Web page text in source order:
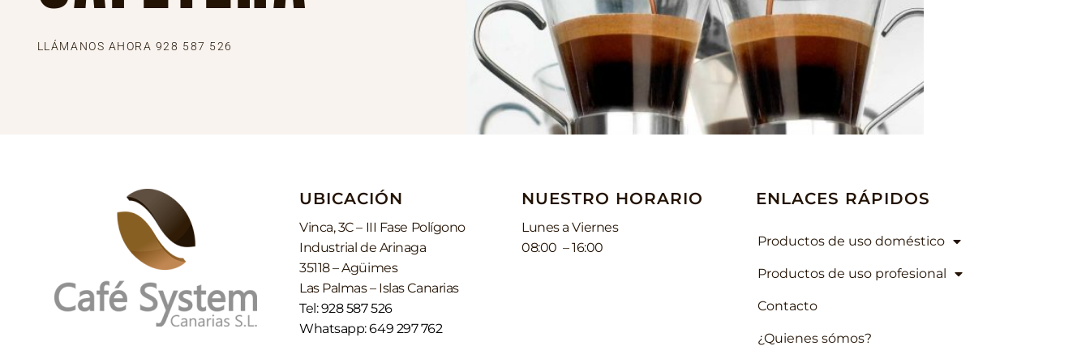
LLÁMANOS AHORA 928 587 526
UBICACIÓN
Vinca, 3C – III Fase Polígono
Industrial de Arinaga
35118 – Agüimes
Las Palmas – Islas Canarias
Tel: 928 587 526
Whatsapp: 649 297 762
NUESTRO HORARIO
Lunes a Viernes
08:00 – 16:00
ENLACES RÁPIDOS
Productos de uso doméstico
Productos de uso profesional
Contacto
¿Quienes sómos?